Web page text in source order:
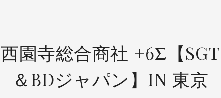
西園寺総合商社 +6Σ【SGT
＆BDジャパン】IN 東京